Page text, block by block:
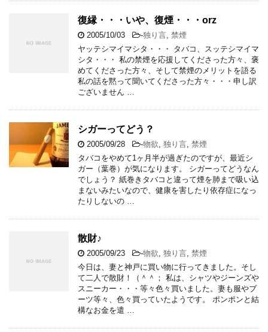
復縁・・・いや、復煙・・・orz
2005/10/03 -独り言, 禁煙
ヤッテシマイマシタ・・・ タバコ、スッテシマイマ
シタ・・・ 私の禁煙を応援してくださった方々、褒
めてくださった方々、そして禁煙のメリットを語る
私の話を黙って聞いてくださった方々・・・申し訳
ございません …
シガーってどう？
2005/09/28 -物欲, 独り言, 禁煙
タバコをやめて1ヶ月半が過ぎたのですが、最近シ
ガー（葉巻）が気になります。 シガーってどうなん
でしょう？ 紙巻きタバコと違って煙を肺まで吸い込
まないみたいなので、健康を害したり依存症になっ
たりしないの …
散財♪
2005/09/23 -物欲, 独り言, 禁煙
今日は、妻と神戸に買い物に行ってきました。そし
て二人で散財！（＾＾； 私は、シャツやジーンズや
スニーカー・・・等々色々買いました。妻も服やブ
ーツ等々、色々買っていたようです。 ポンポンと結
構なお金を遣 …